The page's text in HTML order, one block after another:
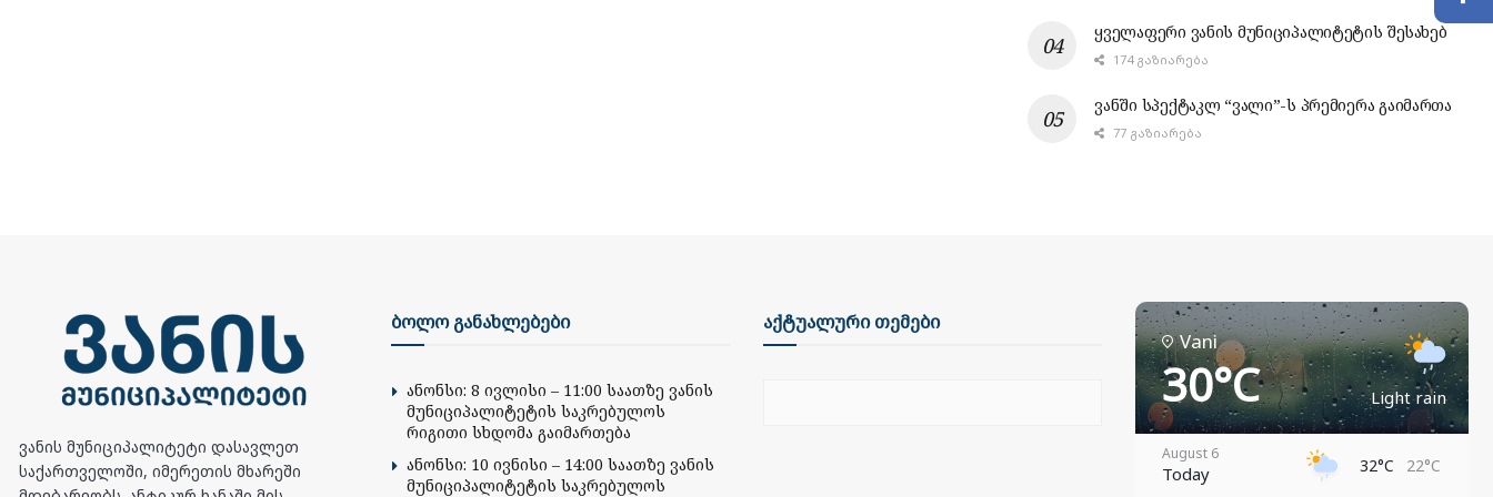
ყველაფერი ვანის მუნიციპალიტეტის შესახებ
174 ᲒᲐᲖᲘᲐᲠᲔᲑᲐ
ვანში სპექტაკლ “ვალი”-ს პრემიერა გაიმართა
77 ᲒᲐᲖᲘᲐᲠᲔᲑᲐ
ვანის მუნიციპალიტეტი დასავლეთ
საქართველოში, იმერეთის მხარეში
ბოლო განახლებები
ანონსი: 8 ივლისი – 11:00 საათზე ვანის
მუნიციპალიტეტის საკრებულოს
რიგითი სხდომა გაიმართება
ანონსი: 10 ივნისი – 14:00 საათზე ვანის
მუნიციპალიტეტის საკრებულოს
აქტუალური თემები
Vani
30°C Light rain
August 6
Today 32°C 22°C